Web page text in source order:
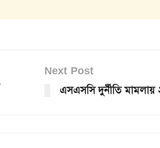
Next Post
এসএসসি দুর্নীতি